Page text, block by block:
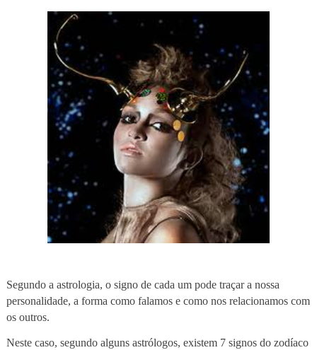
Segundo a astrologia, o signo de cada um pode traçar a nossa
personalidade, a forma como falamos e como nos relacionamos com
os outros.
Neste caso, segundo alguns astrólogos, existem 7 signos do zodíaco